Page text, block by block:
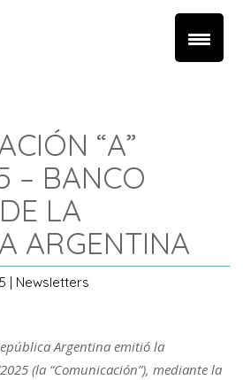
“A”
– BANCO
LA
ARGENTINA
| Newsletters
Argentina emitió la
(la “Comunicación”), mediante la